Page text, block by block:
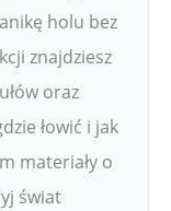
holu bez
znajdziesz
oraz
łowić i jak
materiały o
świat